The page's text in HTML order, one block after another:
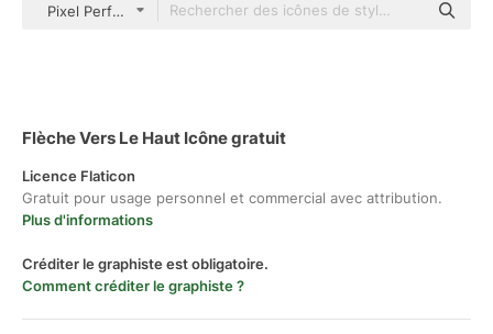
Pixel Perfect Lineal Color
Flèche Vers Le Haut Icône gratuit
Licence Flaticon
Gratuit pour usage personnel et commercial avec attribution.
Plus d'informations
Créditer le graphiste est obligatoire.
Comment créditer le graphiste ?